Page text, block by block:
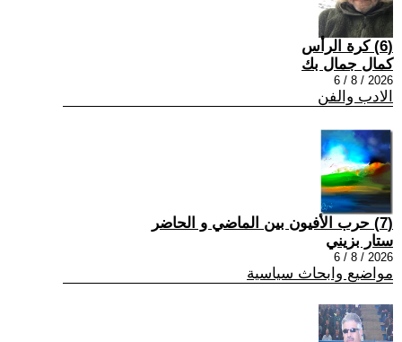
(6) كرة الرأس
كمال جمال بك
2026 / 8 / 6
الادب والفن
(7) حرب الأفيون بين الماضي و الحاضر
ستار بزيني
2026 / 8 / 6
مواضيع وابحاث سياسية